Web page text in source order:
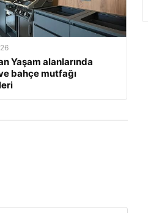
Yaşam alanlarında
bahçe mutfağı